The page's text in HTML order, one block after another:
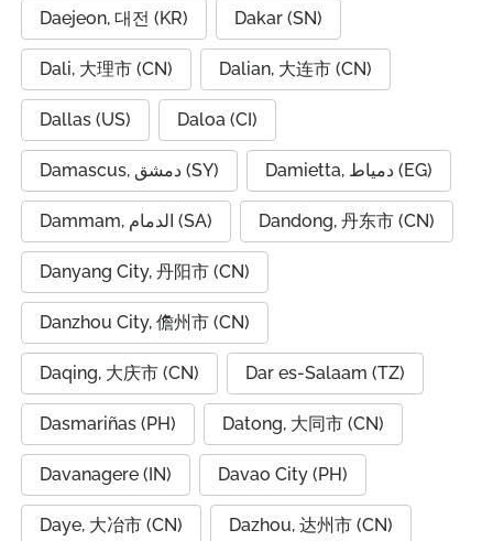
Daejeon, 대전 (KR) Dakar (SN)
Dali, 大理市 (CN) Dalian, 大连市 (CN)
Dallas (US) Daloa (CI)
Damascus, دمشق (SY) Damietta, دمياط (EG)
Dammam, الدمام (SA) Dandong, 丹东市 (CN)
Danyang City, 丹阳市 (CN)
Danzhou City, 儋州市 (CN)
Daqing, 大庆市 (CN) Dar es-Salaam (TZ)
Dasmariñas (PH) Datong, 大同市 (CN)
Davanagere (IN) Davao City (PH)
Daye, 大冶市 (CN) Dazhou, 达州市 (CN)